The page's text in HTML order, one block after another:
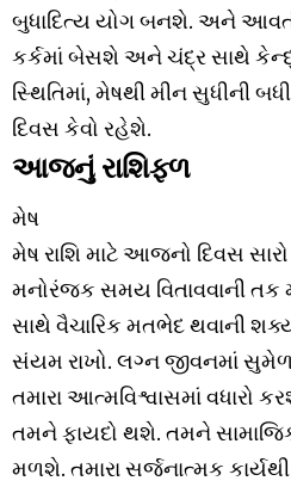
બુધાદિત્ય યોગ બનશે. અને
કર્કમાં બેસશે અને ચંદ્ર સાથે
સ્થિતિમાં, મેષથી મીન સુધીની
દિવસ કેવો રહેશે.
આજનું રાશિફળ
મેષ
મેષ રાશિ માટે આજનો દિવસ
મનોરંજક સમય વિતાવવાની તક
સાથે વૈચારિક મતભેદ થવાની
સંયમ રાખો. લગ્ન જીવનમાં સુમેળ
તમારા આત્મવિશ્વાસમાં વધારો
તમને ફાયદો થશે. તમને
મળશે. તમારા સર્જનાત્મક